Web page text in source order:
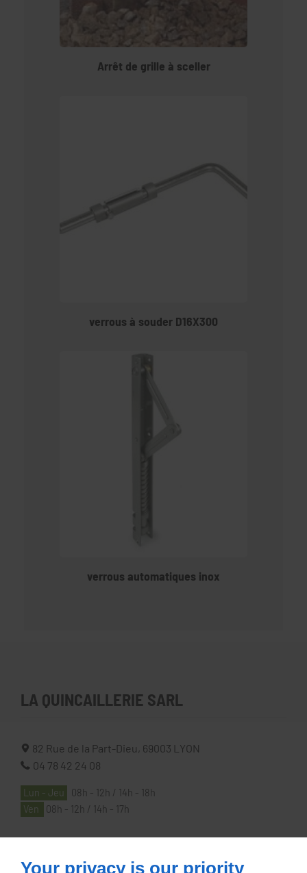
Arrêt de grille à sceller
verrous à souder D16X300
verrous automatiques inox
LA QUINCAILLERIE SARL
82 Rue de la Part-Dieu, 69003
LYON
04 78 42 24 08
Lun - Jeu
08h - 12h / 14h - 18h
Ven
08h - 12h / 14h - 17h
À PROPOS
Your privacy is our priority